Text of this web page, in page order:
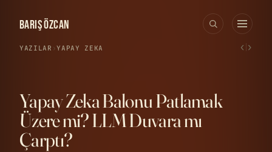
BARIŞ ÖZCAN
YAZILAR ›YAPAY ZEKA ‹ ›
Yapay Zeka Balonu Patlamak
Üzere mi? LLM Duvara mı
Çarptı?